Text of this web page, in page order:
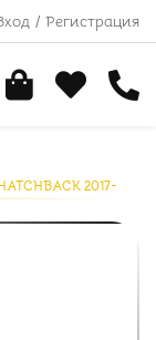
/ Регистрация
2017-